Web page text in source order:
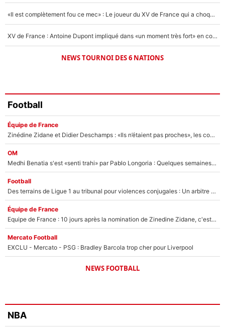
«Il est complètement fou ce mec» : Le joueur du XV de France qui a choqué Matthieu Jalibert !
XV de France : Antoine Dupont impliqué dans «un moment très fort» en coulisses
NEWS TOURNOI DES 6 NATIONS
Football
Équipe de France
Zinédine Zidane et Didier Deschamps : «Ils n’étaient pas proches», les confidences d’un membre de l’équipe de France 1998 sur leur relation spéciale
OM
Medhi Benatia s'est «senti trahi» par Pablo Longoria : Quelques semaines après son départ, l'ancien directeur de football de l'OM règle ses comptes
Football
Des terrains de Ligue 1 au tribunal pour violences conjugales : Un arbitre français encourt une peine de 18 mois de prison !
Équipe de France
Equipe de France : 10 jours après la nomination de Zinedine Zidane, c'est au tour de son fils de prendre un nouveau départ !
Mercato Football
EXCLU - Mercato - PSG : Bradley Barcola trop cher pour Liverpool
NEWS FOOTBALL
NBA